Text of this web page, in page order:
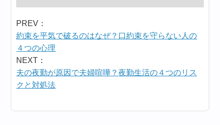
PREV：
約束を平気で破るのはなぜ？口約束を守らない人の
４つの心理
NEXT：
夫の夜勤が原因で夫婦喧嘩？夜勤生活の４つのリス
クと対処法